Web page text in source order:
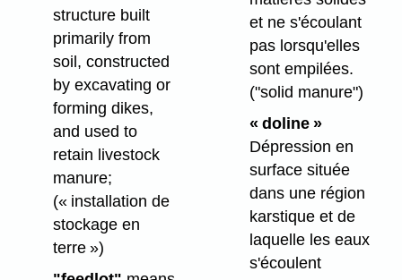
structure built
primarily from
soil, constructed
by excavating or
forming dikes,
and used to
retain livestock
manure;
(« installation de
stockage en
terre »)
et ne s'écoulant
pas lorsqu'elles
sont empilées.
("solid manure")
« doline »
Dépression en
surface située
dans une région
karstique et de
laquelle les eaux
s'écoulent